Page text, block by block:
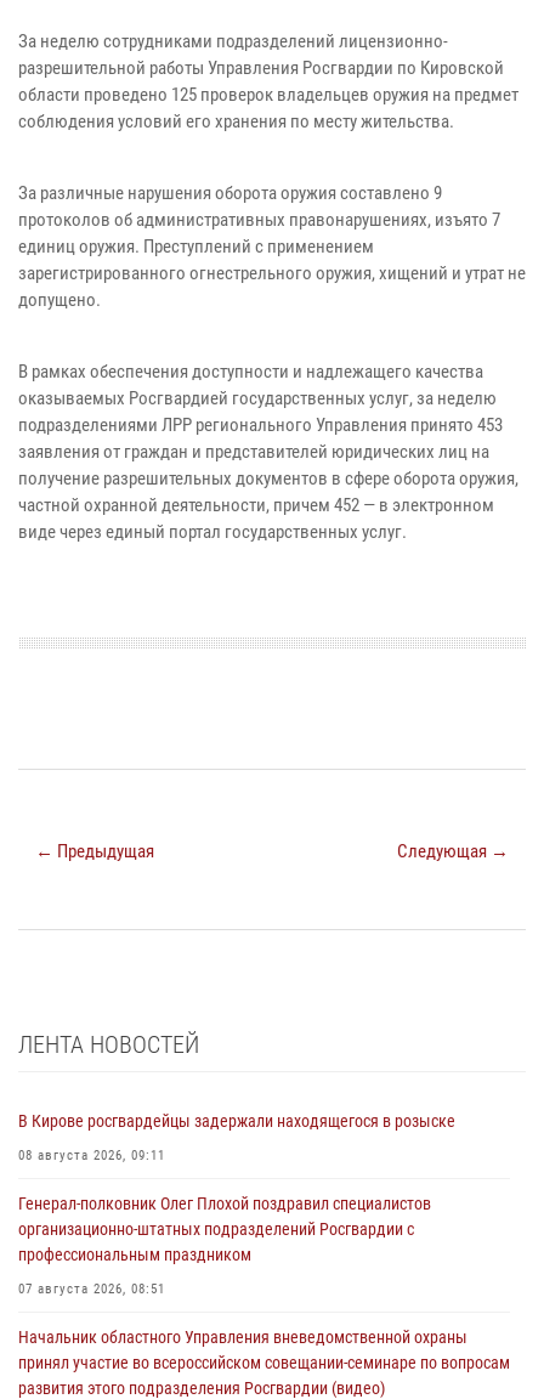
За неделю сотрудниками подразделений лицензионно-
разрешительной работы Управления Росгвардии по Кировской
области проведено 125 проверок владельцев оружия на предмет
соблюдения условий его хранения по месту жительства.
За различные нарушения оборота оружия составлено 9
протоколов об административных правонарушениях, изъято 7
единиц оружия. Преступлений с применением
зарегистрированного огнестрельного оружия, хищений и утрат не
допущено.
В рамках обеспечения доступности и надлежащего качества
оказываемых Росгвардией государственных услуг, за неделю
подразделениями ЛРР регионального Управления принято 453
заявления от граждан и представителей юридических лиц на
получение разрешительных документов в сфере оборота оружия,
частной охранной деятельности, причем 452 — в электронном
виде через единый портал государственных услуг.
← Предыдущая Следующая →
ЛЕНТА НОВОСТЕЙ
В Кирове росгвардейцы задержали находящегося в розыске
08 августа 2026, 09:11
Генерал-полковник Олег Плохой поздравил специалистов
организационно-штатных подразделений Росгвардии с
профессиональным праздником
07 августа 2026, 08:51
Начальник областного Управления вневедомственной охраны
принял участие во всероссийском совещании-семинаре по вопросам
развития этого подразделения Росгвардии (видео)